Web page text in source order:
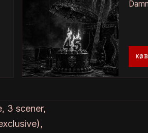
3 scener,